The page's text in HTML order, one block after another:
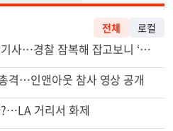
전체 로컬
신호위반 후 달아난 배달기사…경찰 잠복해 잡고보니 ‘반전’
격…인앤아웃 참사 영상 공개
거리서 화제